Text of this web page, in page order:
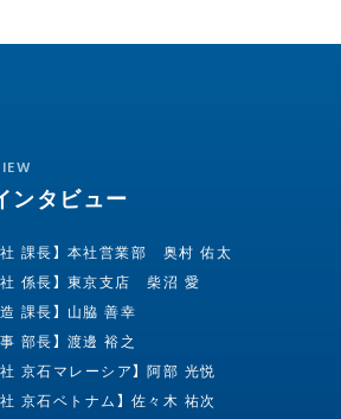
ンタビュー
課長】 本社営業部 奥村 佑太
係長】 東京支店 柴沼 愛
課長】 山脇 善幸
部長】 渡邊 裕之
京石マレーシア】 阿部 光悦
京石ベトナム】 佐々木 祐次